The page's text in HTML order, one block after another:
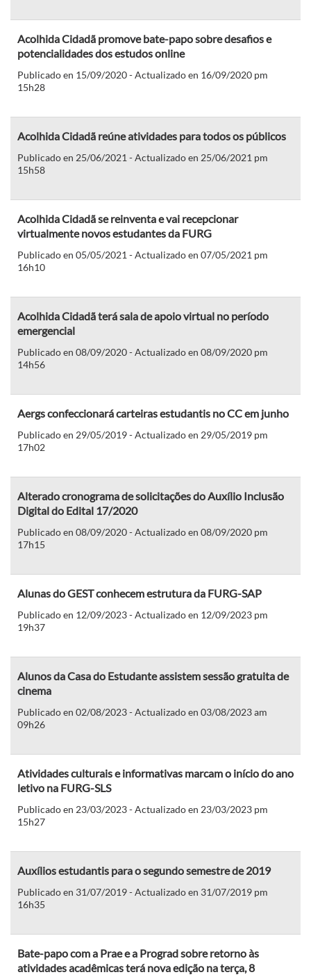
Acolhida Cidadã promove bate-papo sobre desafios e
potencialidades dos estudos online
Publicado en 15/09/2020 - Actualizado en 16/09/2020 pm
15h28
Acolhida Cidadã reúne atividades para todos os públicos
Publicado en 25/06/2021 - Actualizado en 25/06/2021 pm
15h58
Acolhida Cidadã se reinventa e vai recepcionar
virtualmente novos estudantes da FURG
Publicado en 05/05/2021 - Actualizado en 07/05/2021 pm
16h10
Acolhida Cidadã terá sala de apoio virtual no período
emergencial
Publicado en 08/09/2020 - Actualizado en 08/09/2020 pm
14h56
Aergs confeccionará carteiras estudantis no CC em junho
Publicado en 29/05/2019 - Actualizado en 29/05/2019 pm
17h02
Alterado cronograma de solicitações do Auxílio Inclusão
Digital do Edital 17/2020
Publicado en 08/09/2020 - Actualizado en 08/09/2020 pm
17h15
Alunas do GEST conhecem estrutura da FURG-SAP
Publicado en 12/09/2023 - Actualizado en 12/09/2023 pm
19h37
Alunos da Casa do Estudante assistem sessão gratuita de
cinema
Publicado en 02/08/2023 - Actualizado en 03/08/2023 am
09h26
Atividades culturais e informativas marcam o início do ano
letivo na FURG-SLS
Publicado en 23/03/2023 - Actualizado en 23/03/2023 pm
15h27
Auxílios estudantis para o segundo semestre de 2019
Publicado en 31/07/2019 - Actualizado en 31/07/2019 pm
16h35
Bate-papo com a Prae e a Prograd sobre retorno às
atividades acadêmicas terá nova edição na terça, 8